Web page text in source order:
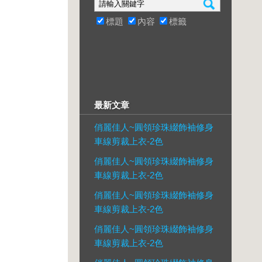
標題 內容 標籤
最新文章
俏麗佳人~圓領珍珠綴飾袖修身
車線剪裁上衣-2色
俏麗佳人~圓領珍珠綴飾袖修身
車線剪裁上衣-2色
俏麗佳人~圓領珍珠綴飾袖修身
車線剪裁上衣-2色
俏麗佳人~圓領珍珠綴飾袖修身
車線剪裁上衣-2色